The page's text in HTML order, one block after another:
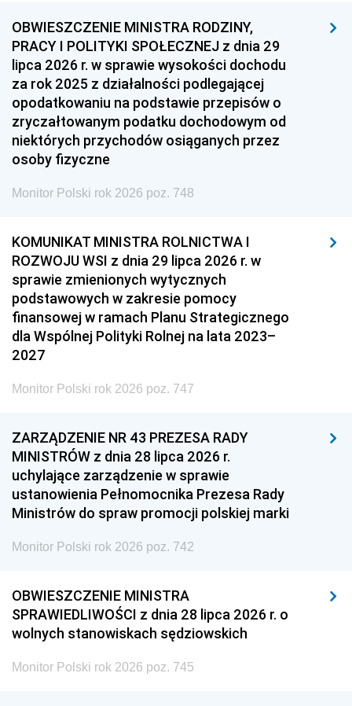
OBWIESZCZENIE MINISTRA RODZINY,
PRACY I POLITYKI SPOŁECZNEJ z dnia 29
lipca 2026 r. w sprawie wysokości dochodu
za rok 2025 z działalności podlegającej
opodatkowaniu na podstawie przepisów o
zryczałtowanym podatku dochodowym od
niektórych przychodów osiąganych przez
osoby fizyczne
Monitor Polski rok 2026 poz. 748
KOMUNIKAT MINISTRA ROLNICTWA I
ROZWOJU WSI z dnia 29 lipca 2026 r. w
sprawie zmienionych wytycznych
podstawowych w zakresie pomocy
finansowej w ramach Planu Strategicznego
dla Wspólnej Polityki Rolnej na lata 2023–
2027
Monitor Polski rok 2026 poz. 747
ZARZĄDZENIE NR 43 PREZESA RADY
MINISTRÓW z dnia 28 lipca 2026 r.
uchylające zarządzenie w sprawie
ustanowienia Pełnomocnika Prezesa Rady
Ministrów do spraw promocji polskiej marki
Monitor Polski rok 2026 poz. 742
OBWIESZCZENIE MINISTRA
SPRAWIEDLIWOŚCI z dnia 28 lipca 2026 r. o
wolnych stanowiskach sędziowskich
Monitor Polski rok 2026 poz. 745